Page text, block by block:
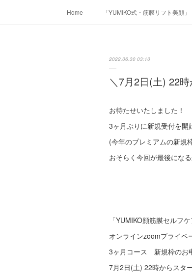
Home 「YUMIKO式・筋膜リフト美顔」
2022.06.30 03:10
＼7月2日(土) 22
お待たせいたしました！
3ヶ月ぶりに新規受付を開
(今年のプレミアムの新規
おそらく今回が最後にな
「YUMIKO顔筋膜セルフ
オンラインzoomプライベ
3ヶ月コース 新規枠のお
7月2日(土) 22時からスタ